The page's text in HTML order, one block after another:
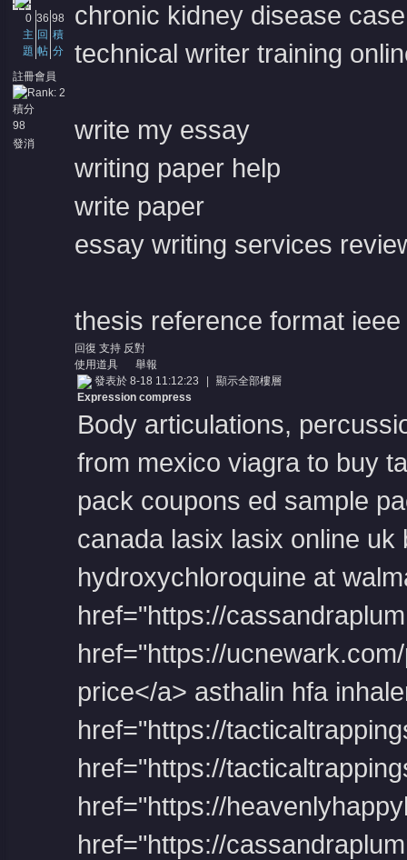
0
主
題
36
回
帖
98
積
分
註冊會員
積分
98
發消
chronic kidney disease
technical writer training
write my essay
writing paper help
write paper
essay writing services
thesis reference format ieee
回復 支持 反對
使用道具
舉報
發表於 8-18 11:12:23
顯示全部樓層
Expression compress
Body articulations,
from mexico viagra to buy
pack coupons ed sample
canada lasix lasix online uk
hydroxychloroquine at
href="https://
href="https://
price</a> asthalin hfa
href="https://
href="https://
href="https://
href="https://